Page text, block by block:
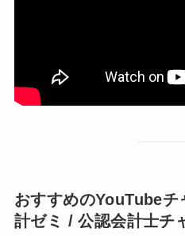
おすすめのYouTube
計ゼミ / 公認会計士チ